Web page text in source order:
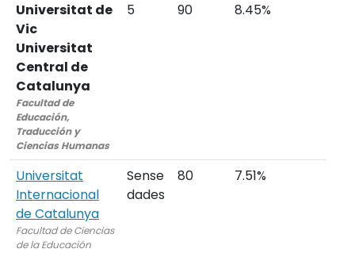
Universitat de
Vic
Universitat
Central de
Catalunya
Facultad de
Educación,
Traducción y
Ciencias Humanas
5 90 8.45%
Universitat
Internacional
de Catalunya
Facultad de Ciencias
de la Educación
Sense
dades
80 7.51%